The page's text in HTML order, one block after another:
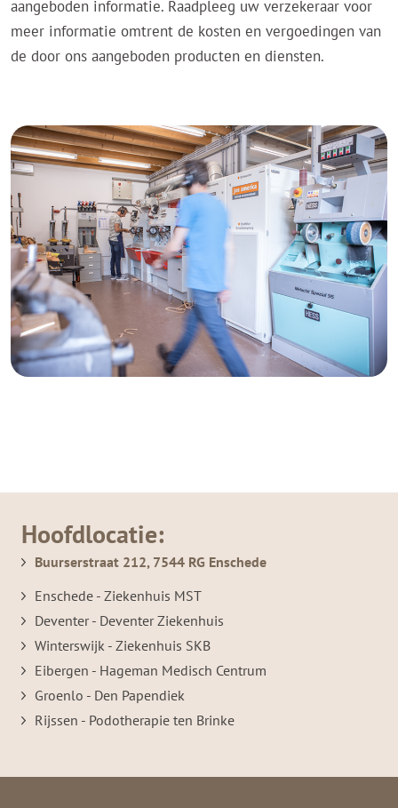
aangeboden informatie. Raadpleeg uw verzekeraar voor
meer informatie omtrent de kosten en vergoedingen van
de door ons aangeboden producten en diensten.
Hoofdlocatie:
Buurserstraat 212, 7544 RG Enschede
Enschede - Ziekenhuis MST
Deventer - Deventer Ziekenhuis
Winterswijk - Ziekenhuis SKB
Eibergen - Hageman Medisch Centrum
Groenlo - Den Papendiek
Rijssen - Podotherapie ten Brinke